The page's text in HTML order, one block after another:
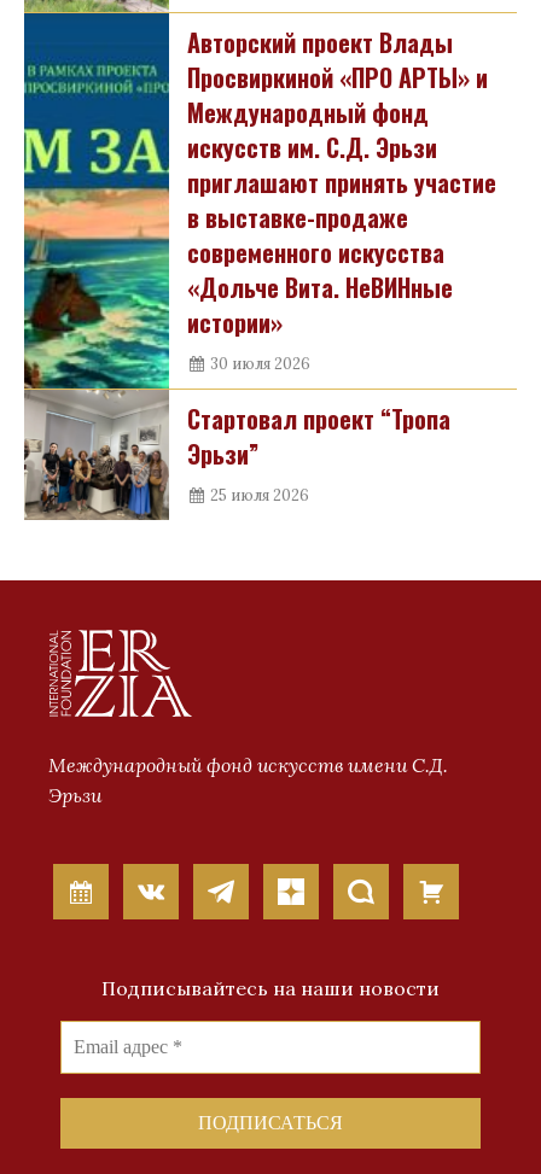
Авторский проект Влады
Просвиркиной «ПРО АРТЫ» и
Международный фонд
искусств им. С.Д. Эрьзи
приглашают принять участие
в выставке-продаже
современного искусства
«Дольче Вита. НеВИНные
истории»
30 июля 2026
Стартовал проект “Тропа
Эрьзи”
25 июля 2026
Международный фонд искусств имени С.Д.
Эрьзи
Подписывайтесь на наши новости